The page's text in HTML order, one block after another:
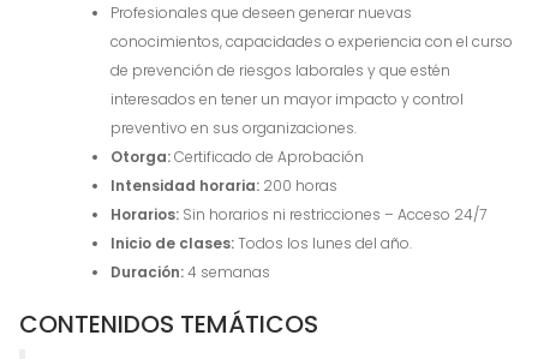
Profesionales que deseen generar nuevas
conocimientos, capacidades o experiencia con el curso
de prevención de riesgos laborales y que estén
interesados en tener un mayor impacto y control
preventivo en sus organizaciones.
Otorga:Certificado de Aprobación
Intensidad horaria: 200 horas
Horarios: Sin horarios ni restricciones – Acceso 24/7
Inicio de clases:Todos los lunes del año.
Duración:4 semanas
CONTENIDOS TEMÁTICOS